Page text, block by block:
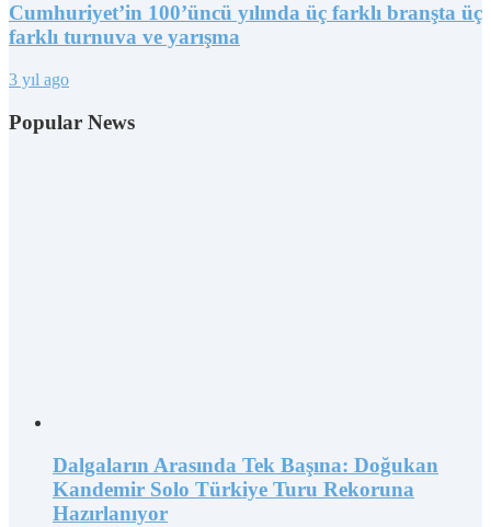
Cumhuriyet’in 100’üncü yılında üç farklı branşta üç
farklı turnuva ve yarışma
3 yıl ago
Popular News
Dalgaların Arasında Tek Başına: Doğukan
Kandemir Solo Türkiye Turu Rekoruna
Hazırlanıyor